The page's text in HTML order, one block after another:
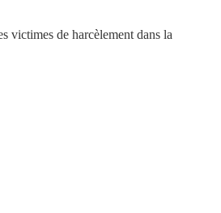
victimes de harcèlement dans la